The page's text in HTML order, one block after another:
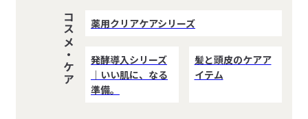
コスメ・ケア 薬用クリアケアシリーズ
発酵導入シリーズ
｜いい肌に、なる
準備。
髪と頭皮のケアア
イテム